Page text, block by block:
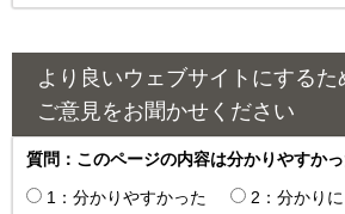
より良いウェブサイトにする
ご意見をお聞かせください
質問：このページの内容は分かりやすか
1：分かりやすかった
2：分かり